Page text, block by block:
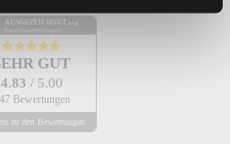
AUSGEZEICHNET .org
Kundenbewertungen
GUT
4.83 / 5.00
Bewertungen
zu den Bewertungen